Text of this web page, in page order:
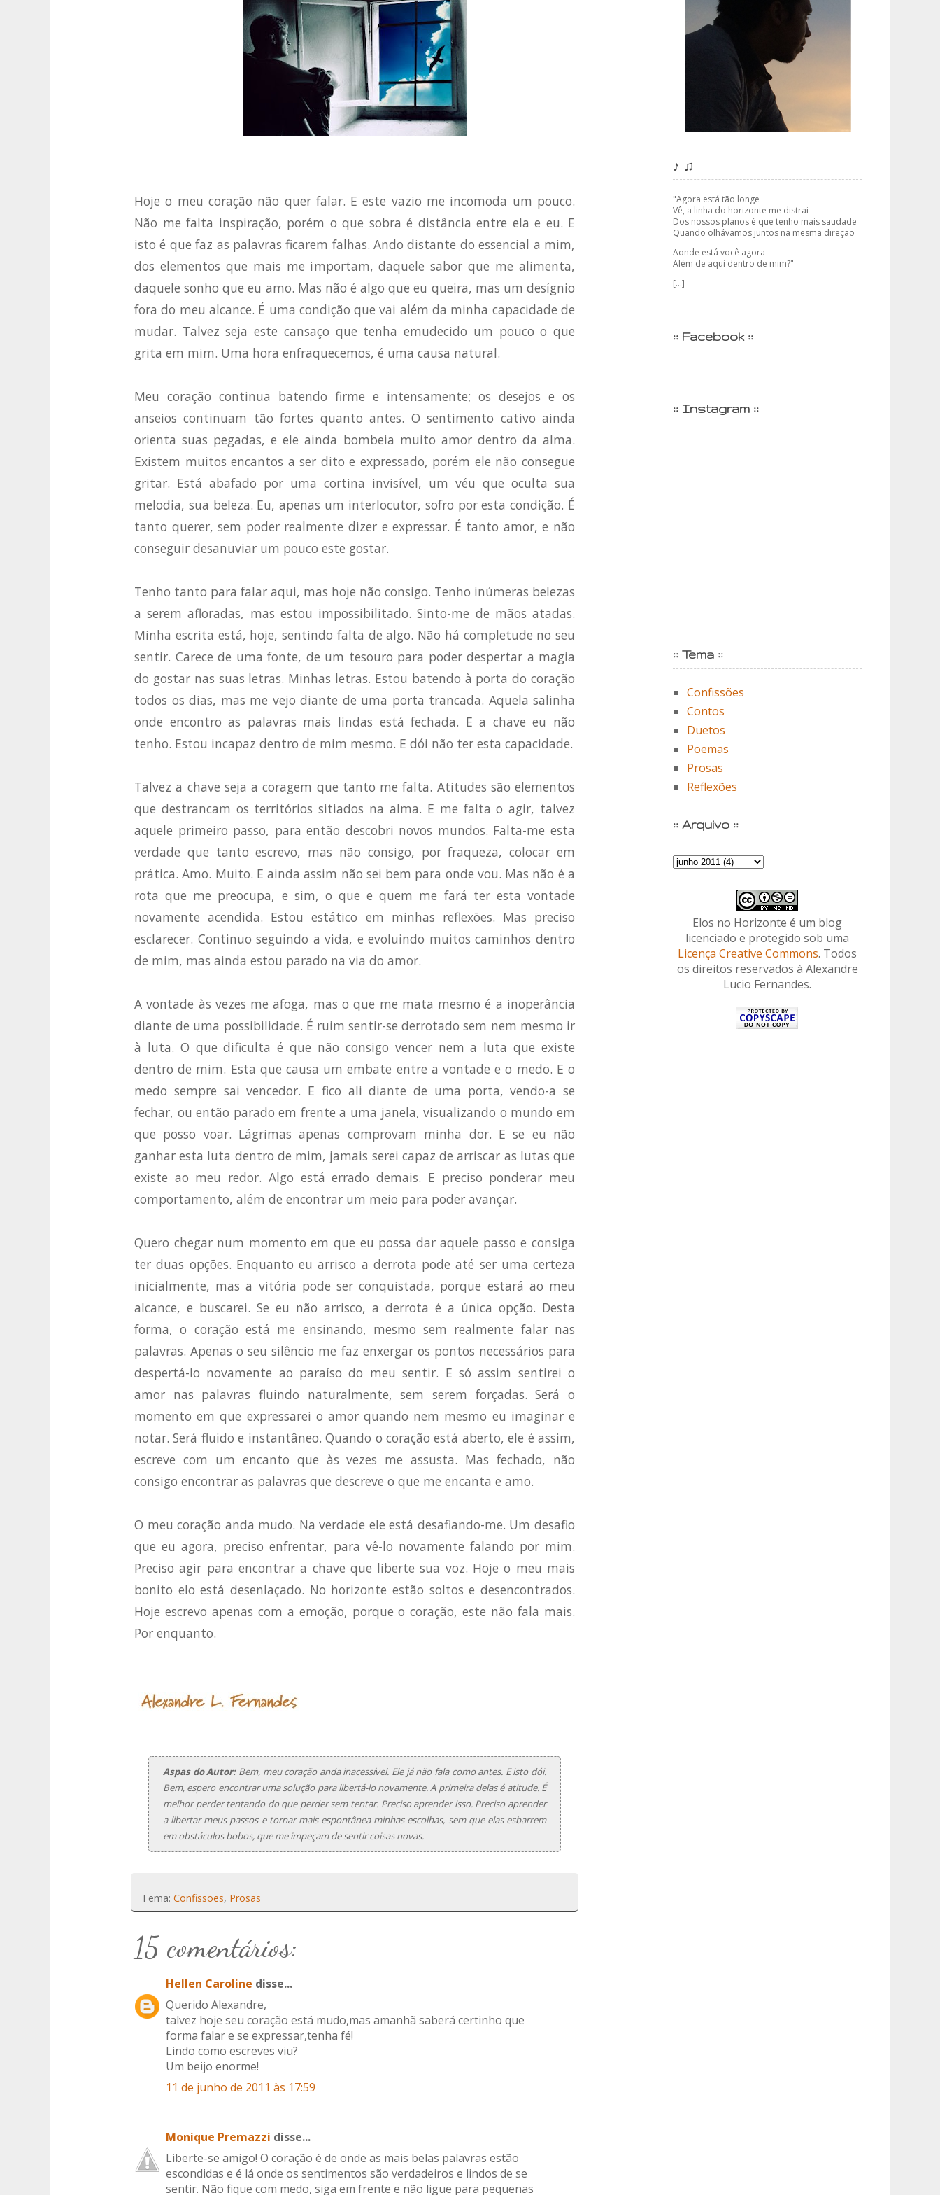
Hoje o meu coração não quer falar. E este vazio me incomoda um pouco.
Não me falta inspiração, porém o que sobra é distância entre ela e eu. E
isto é que faz as palavras ficarem falhas. Ando distante do essencial a mim,
dos elementos que mais me importam, daquele sabor que me alimenta,
daquele sonho que eu amo. Mas não é algo que eu queira, mas um desígnio
fora do meu alcance. É uma condição que vai além da minha capacidade de
mudar. Talvez seja este cansaço que tenha emudecido um pouco o que
grita em mim. Uma hora enfraquecemos, é uma causa natural.
Meu coração continua batendo firme e intensamente; os desejos e os
anseios continuam tão fortes quanto antes. O sentimento cativo ainda
orienta suas pegadas, e ele ainda bombeia muito amor dentro da alma.
Existem muitos encantos a ser dito e expressado, porém ele não consegue
gritar. Está abafado por uma cortina invisível, um véu que oculta sua
melodia, sua beleza. Eu, apenas um interlocutor, sofro por esta condição. É
tanto querer, sem poder realmente dizer e expressar. É tanto amor, e não
conseguir desanuviar um pouco este gostar.
Tenho tanto para falar aqui, mas hoje não consigo. Tenho inúmeras belezas
a serem afloradas, mas estou impossibilitado. Sinto-me de mãos atadas.
Minha escrita está, hoje, sentindo falta de algo. Não há completude no seu
sentir. Carece de uma fonte, de um tesouro para poder despertar a magia
do gostar nas suas letras. Minhas letras. Estou batendo à porta do coração
todos os dias, mas me vejo diante de uma porta trancada. Aquela salinha
onde encontro as palavras mais lindas está fechada. E a chave eu não
tenho. Estou incapaz dentro de mim mesmo. E dói não ter esta capacidade.
Talvez a chave seja a coragem que tanto me falta. Atitudes são elementos
que destrancam os territórios sitiados na alma. E me falta o agir, talvez
aquele primeiro passo, para então descobri novos mundos. Falta-me esta
verdade que tanto escrevo, mas não consigo, por fraqueza, colocar em
prática. Amo. Muito. E ainda assim não sei bem para onde vou. Mas não é a
rota que me preocupa, e sim, o que e quem me fará ter esta vontade
novamente acendida. Estou estático em minhas reflexões. Mas preciso
esclarecer. Continuo seguindo a vida, e evoluindo muitos caminhos dentro
de mim, mas ainda estou parado na via do amor.
A vontade às vezes me afoga, mas o que me mata mesmo é a inoperância
diante de uma possibilidade. É ruim sentir-se derrotado sem nem mesmo ir
à luta. O que dificulta é que não consigo vencer nem a luta que existe
dentro de mim. Esta que causa um embate entre a vontade e o medo. E o
medo sempre sai vencedor. E fico ali diante de uma porta, vendo-a se
fechar, ou então parado em frente a uma janela, visualizando o mundo em
que posso voar. Lágrimas apenas comprovam minha dor. E se eu não
ganhar esta luta dentro de mim, jamais serei capaz de arriscar as lutas que
existe ao meu redor. Algo está errado demais. E preciso ponderar meu
comportamento, além de encontrar um meio para poder avançar.
Quero chegar num momento em que eu possa dar aquele passo e consiga
ter duas opções. Enquanto eu arrisco a derrota pode até ser uma certeza
inicialmente, mas a vitória pode ser conquistada, porque estará ao meu
alcance, e buscarei. Se eu não arrisco, a derrota é a única opção. Desta
forma, o coração está me ensinando, mesmo sem realmente falar nas
palavras. Apenas o seu silêncio me faz enxergar os pontos necessários para
despertá-lo novamente ao paraíso do meu sentir. E só assim sentirei o
amor nas palavras fluindo naturalmente, sem serem forçadas. Será o
momento em que expressarei o amor quando nem mesmo eu imaginar e
notar. Será fluido e instantâneo. Quando o coração está aberto, ele é assim,
escreve com um encanto que às vezes me assusta. Mas fechado, não
consigo encontrar as palavras que descreve o que me encanta e amo.
O meu coração anda mudo. Na verdade ele está desafiando-me. Um desafio
que eu agora, preciso enfrentar, para vê-lo novamente falando por mim.
Preciso agir para encontrar a chave que liberte sua voz. Hoje o meu mais
bonito elo está desenlaçado. No horizonte estão soltos e desencontrados.
Hoje escrevo apenas com a emoção, porque o coração, este não fala mais.
Por enquanto.
Aspas do Autor:Bem, meu coração anda inacessível. Ele já não fala como antes. E isto dói.
Bem, espero encontrar uma solução para libertá-lo novamente. A primeira delas é atitude. É
melhor perder tentando do que perder sem tentar. Preciso aprender isso. Preciso aprender
a libertar meus passos e tornar mais espontânea minhas escolhas, sem que elas esbarrem
em obstáculos bobos, que me impeçam de sentir coisas novas.
Tema: Confissões, Prosas
15 comentários:
Hellen Caroline disse...
Querido Alexandre,
talvez hoje seu coração está mudo,mas amanhã saberá certinho que
forma falar e se expressar,tenha fé!
Lindo como escreves viu?
Um beijo enorme!
11 de junho de 2011 às 17:59
Monique Premazzi disse...
Liberte-se amigo! O coração é de onde as mais belas palavras estão
escondidas e é lá onde os sentimentos são verdadeiros e lindos de se
sentir. Não fique com medo, siga em frente e não ligue para pequenas
♪ ♫
"Agora está tão longe
Vê, a linha do horizonte me distrai
Dos nossos planos é que tenho mais saudade
Quando olhávamos juntos na mesma direção
Aonde está você agora
Além de aqui dentro de mim?"
[...]
:: Facebook ::
:: Instagram ::
:: Tema ::
Confissões
Contos
Duetos
Poemas
Prosas
Reflexões
:: Arquivo ::
Elos no Horizonte é um blog
licenciado e protegido sob uma
Licença Creative Commons. Todos
os direitos reservados à Alexandre
Lucio Fernandes.